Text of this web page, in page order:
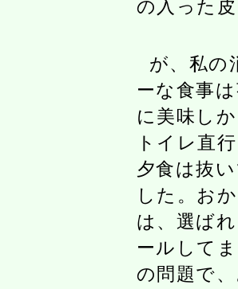
の入った
が、私の
ーな食事
に美味し
トイレ直
夕食は抜
した。お
は、選ば
ールして
の問題で